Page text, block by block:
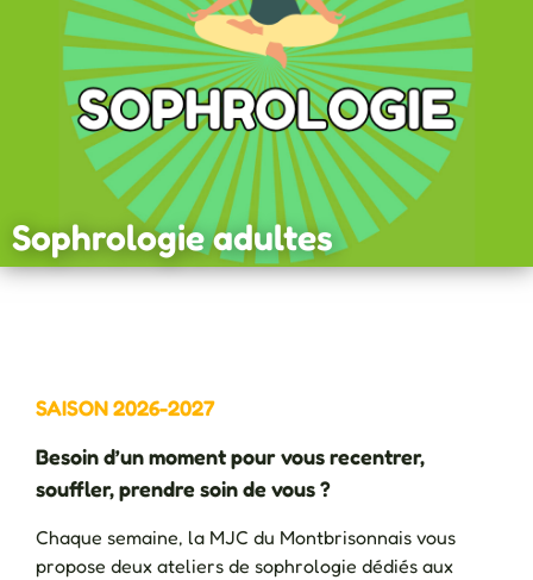
Sophrologie adultes
SAISON 2026-2027
Besoin d’un moment pour vous recentrer,
souffler, prendre soin de vous ?
Chaque semaine, la MJC du Montbrisonnais vous
propose deux ateliers de sophrologie dédiés aux